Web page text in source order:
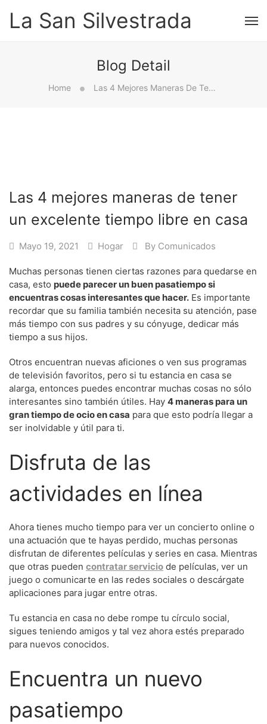
La San Silvestrada
Blog Detail
Home Las 4 Mejores Maneras De Tener Un Excelente Tiempo Libre En Casa
Las 4 mejores maneras de tener
un excelente tiempo libre en casa
Mayo 19, 2021 Hogar By Comunicados
Muchas personas tienen ciertas razones para quedarse en
casa, esto puede parecer un buen pasatiempo si
encuentras cosas interesantes que hacer. Es importante
recordar que su familia también necesita su atención, pase
más tiempo con sus padres y su cónyuge, dedicar más
tiempo a sus hijos.
Otros encuentran nuevas aficiones o ven sus programas
de televisión favoritos, pero si tu estancia en casa se
alarga, entonces puedes encontrar muchas cosas no sólo
interesantes sino también útiles. Hay 4 maneras para un
gran tiempo de ocio en casa para que esto podría llegar a
ser inolvidable y útil para ti.
Disfruta de las
actividades en línea
Ahora tienes mucho tiempo para ver un concierto online o
una actuación que te hayas perdido, muchas personas
disfrutan de diferentes películas y series en casa. Mientras
que otras pueden contratar servicio de películas, ver un
juego o comunicarte en las redes sociales o descárgate
aplicaciones para jugar entre otras.
Tu estancia en casa no debe rompe tu círculo social,
sigues teniendo amigos y tal vez ahora estés preparado
para nuevos conocidos.
Encuentra un nuevo
pasatiempo